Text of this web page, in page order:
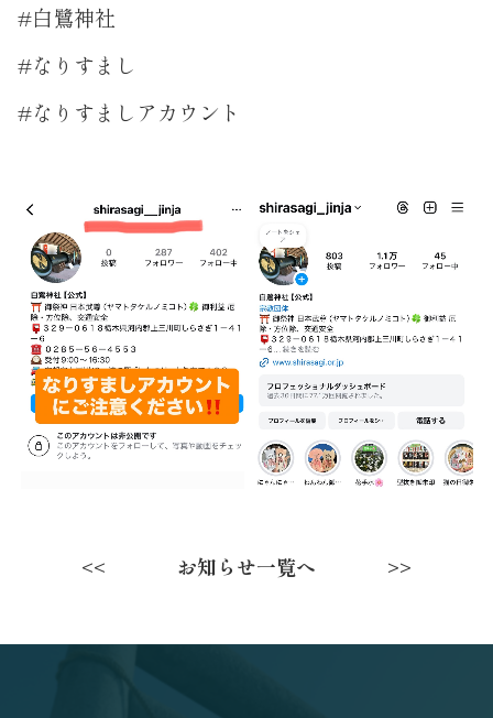
#白鷺神社
#なりすまし
#なりすましアカウント
<< お知らせ一覧へ >>